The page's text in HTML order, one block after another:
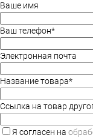
Ваше имя
Ваш телефон*
Электронная почта
Название товара*
Ссылка на товар
Я согласен на